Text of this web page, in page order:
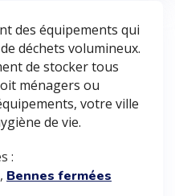
des équipements qui
déchets volumineux.
de stocker tous
ménagers ou
votre ville
de vie.
:
, Bennes fermées